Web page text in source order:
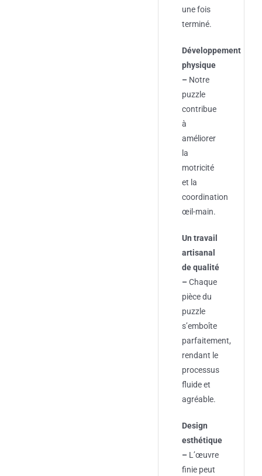
une fois
terminé.
Développement
physique
– Notre
puzzle
contribue
à
améliorer
la
motricité
et la
coordination
œil-main.
Un travail
artisanal
de qualité
– Chaque
pièce du
puzzle
s’emboîte
parfaitement,
rendant le
processus
fluide et
agréable.
Design
esthétique
– L’œuvre
finie peut